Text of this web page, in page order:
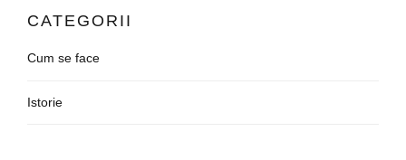
CATEGORII
Cum se face
Istorie